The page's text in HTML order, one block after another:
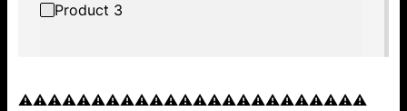
⚠️⚠️⚠️⚠️⚠️⚠️⚠️⚠️⚠️⚠️⚠️⚠️⚠️⚠️⚠️⚠️⚠️⚠️⚠️⚠️⚠️⚠️⚠️⚠️
Product 3